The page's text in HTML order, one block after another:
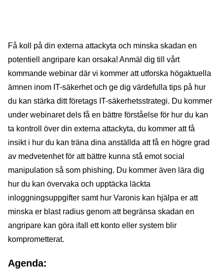
Få koll på din externa attackyta och minska skadan en
potentiell angripare kan orsaka! Anmäl dig till vårt
kommande webinar där vi kommer att utforska högaktuella
ämnen inom IT-säkerhet och ge dig värdefulla tips på hur
du kan stärka ditt företags IT-säkerhetsstrategi. Du kommer
under webinaret dels få en bättre förståelse för hur du kan
ta kontroll över din externa attackyta, du kommer att få
insikt i hur du kan träna dina anställda att få en högre grad
av medvetenhet för att bättre kunna stå emot social
manipulation så som phishing. Du kommer även lära dig
hur du kan övervaka och upptäcka läckta
inloggningsuppgifter samt hur Varonis kan hjälpa er att
minska er blast radius genom att begränsa skadan en
angripare kan göra ifall ett konto eller system blir
komprometterat.
Agenda: